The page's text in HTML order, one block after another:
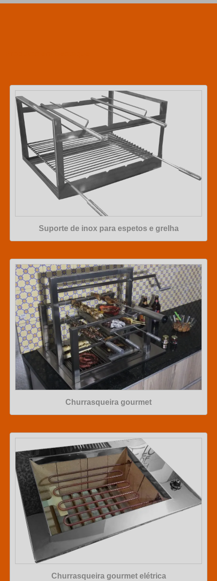
Suporte de inox para espetos e grelha
Churrasqueira gourmet
Churrasqueira gourmet elétrica